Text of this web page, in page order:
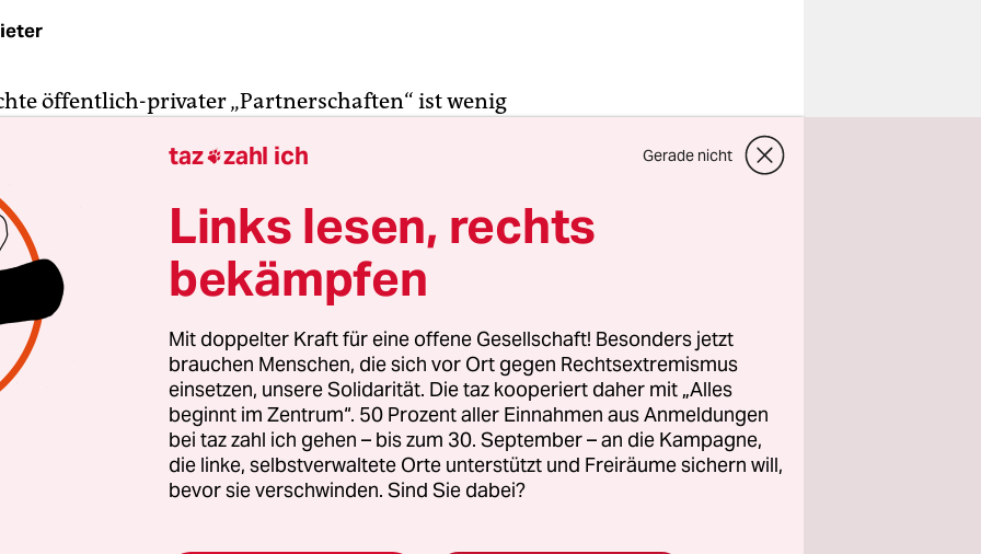
öffentlich-privater „Partnerschaften“ ist wenig
Nahezu alle Rechnungshofberichte, die sich mit
Privatisierungen bundesweit befassten, kamen zu
Ergebnis: Solche Kooperationen dienen nur den beteiligten
der Allgemeinheit.
der Privatisierung der Wasserversorgung oder der von
Alexander Dobrindt geplanten Verscherbelung der
Das Gemeinwesen muss zahlen.
taz zahl ich Gerade nicht
Links lesen, rechts
bekämpfen
Mit doppelter Kraft für eine offene Gesellschaft! Besonders jetzt
brauchen Menschen, die sich vor Ort gegen Rechtsextremismus
einsetzen, unsere Solidarität. Die taz kooperiert daher mit „Alles
beginnt im Zentrum“. 50 Prozent aller Einnahmen aus Anmeldungen
bei taz zahl ich gehen – bis zum 30. September – an die Kampagne,
die linke, selbstverwaltete Orte unterstützt und Freiräume sichern will,
bevor sie verschwinden. Sind Sie dabei?